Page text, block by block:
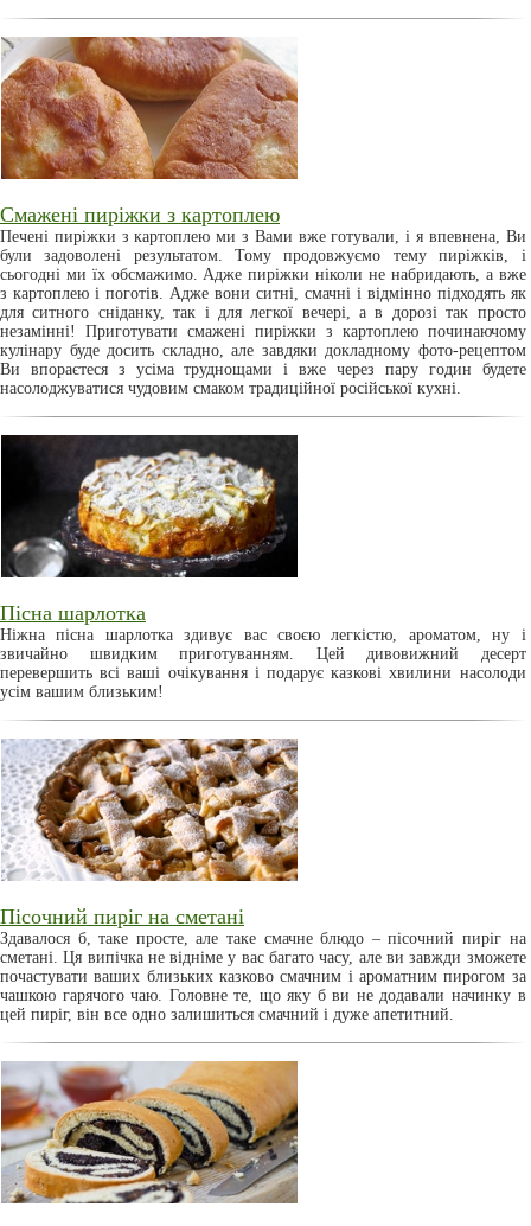
Смажені пиріжки з картоплею
Печені пиріжки з картоплею ми з Вами вже готували, і я впевнена, Ви
були задоволені результатом. Тому продовжуємо тему пиріжків, і
сьогодні ми їх обсмажимо. Адже пиріжки ніколи не набридають, а вже
з картоплею і поготів. Адже вони ситні, смачні і відмінно підходять як
для ситного сніданку, так і для легкої вечері, а в дорозі так просто
незамінні! Приготувати смажені пиріжки з картоплею починаючому
кулінару буде досить складно, але завдяки докладному фото-рецептом
Ви впораєтеся з усіма труднощами і вже через пару годин будете
насолоджуватися чудовим смаком традиційної російської кухні.
Пісна шарлотка
Ніжна пісна шарлотка здивує вас своєю легкістю, ароматом, ну і
звичайно швидким приготуванням. Цей дивовижний десерт
перевершить всі ваші очікування і подарує казкові хвилини насолоди
усім вашим близьким!
Пісочний пиріг на сметані
Здавалося б, таке просте, але таке смачне блюдо – пісочний пиріг на
сметані. Ця випічка не відніме у вас багато часу, але ви завжди зможете
почастувати ваших близьких казково смачним і ароматним пирогом за
чашкою гарячого чаю. Головне те, що яку б ви не додавали начинку в
цей пиріг, він все одно залишиться смачний і дуже апетитний.